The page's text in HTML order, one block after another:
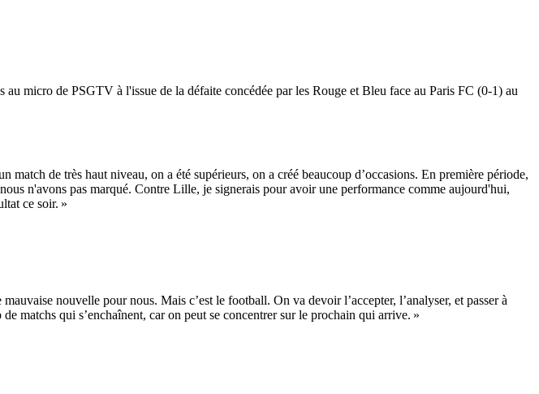
micro de PSGTV à l'issue de la défaite concédée par les Rouge et Bleu face au Paris FC (0-1) au
de très haut niveau, on a été supérieurs, on a créé beaucoup d’occasions. En première période,
n'avons pas marqué. Contre Lille, je signerais pour avoir une performance comme aujourd'hui,
ce soir. »
nouvelle pour nous. Mais c’est le football. On va devoir l’accepter, l’analyser, et passer à
matchs qui s’enchaînent, car on peut se concentrer sur le prochain qui arrive. »